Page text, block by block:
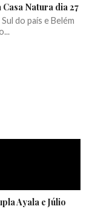
Natura dia 27
do país e Belém
Ayala e Júlio